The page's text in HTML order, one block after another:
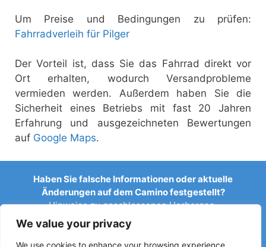
We value your privacy
We use cookies to enhance your browsing experience,
Um Preise und Bedingungen zu prüfen:
Fahrradverleih für Pilger
Der Vorteil ist, dass Sie das Fahrrad direkt vor
Ort erhalten, wodurch Versandprobleme
vermieden werden. Außerdem haben Sie die
Sicherheit eines Betriebs mit fast 20 Jahren
Erfahrung und ausgezeichneten Bewertungen
auf Google Maps.
Haben Sie falsche Informationen oder aktuelle
Änderungen auf dem Camino festgestellt?
Hinweise zu geschlossenen Herbergen,
Überschwemmungen, Umleitungen, Bauarbeiten oder
anderen Änderungen helfen, den Reiseführer aktuell zu
halten.